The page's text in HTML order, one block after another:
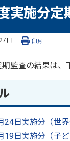
実施分定
日 印刷
監査の結果は、
24日実施分（世
19日実施分（子